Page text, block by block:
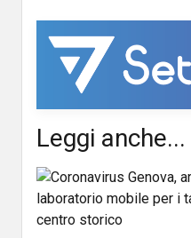
Leggi anche...